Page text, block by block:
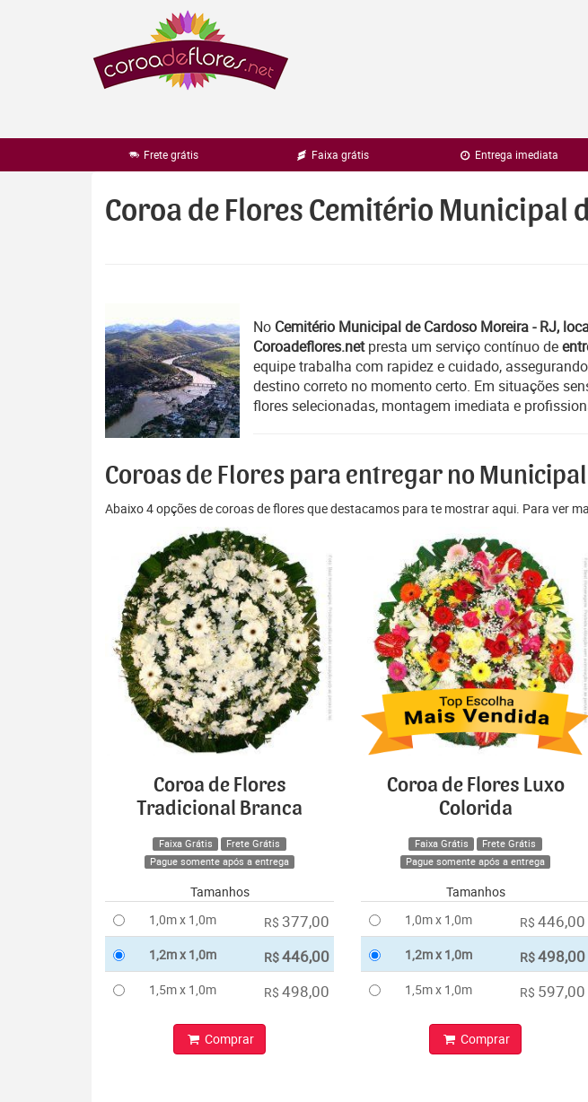
Frete grátis Faixa grátis Entrega imediata
Coroa de Flores Cemitério Municipal
No Cemitério Municipal de Cardoso Moreira - RJ,
Coroadeflores.netpresta um serviço contínuo de
equipe trabalha com rapidez e cuidado,
destino correto no momento certo. Em situações
flores selecionadas, montagem imediata e
Coroas de Flores para entregar no
Abaixo 4 opções de coroas de flores que destacamos para te mostrar aqui. Para ver
Coroa de Flores
Tradicional Branca
Faixa Grátis
Frete Grátis
Pague somente após a entrega
Tamanhos
1,0m x 1,0m
R$ 377,00
1,2m x 1,0m R$446,00
1,5m x 1,0m R$ 498,00
Comprar
Coroa de Flores Luxo
Colorida
Faixa Grátis
Frete Grátis
Pague somente após a entrega
Tamanhos
1,0m x 1,0m
R$ 446,00
1,2m x 1,0m R$498,00
1,5m x 1,0m R$ 597,00
Comprar